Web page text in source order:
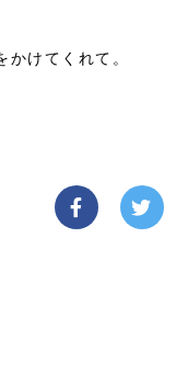
けてくれて。